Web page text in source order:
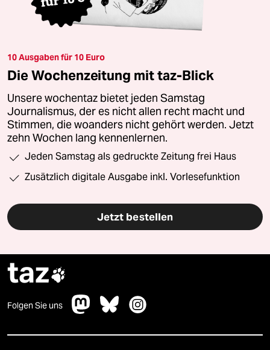
10 Ausgaben für 10 Euro
Die Wochenzeitung mit taz-Blick
Unsere wochentaz bietet jeden Samstag
Journalismus, der es nicht allen recht macht und
Stimmen, die woanders nicht gehört werden. Jetzt
zehn Wochen lang kennenlernen.
Jeden Samstag als gedruckte Zeitung frei Haus
Zusätzlich digitale Ausgabe inkl. Vorlesefunktion
Jetzt bestellen
taz
Folgen Sie uns